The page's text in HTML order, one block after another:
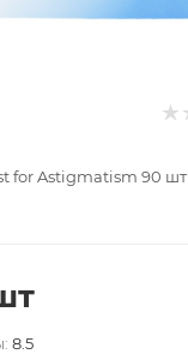
for Astigmatism 90 шт
8.5